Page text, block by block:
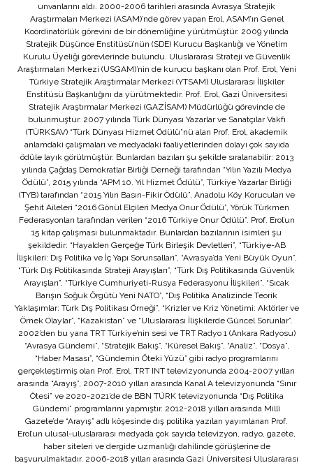
unvanlarını aldı. 2000-2006 tarihleri arasında Avrasya Stratejik
Araştırmaları Merkezi (ASAM)’nde görev yapan Erol, ASAM’ın Genel
Koordinatörlük görevini de bir dönemliğine yürütmüştür. 2009 yılında
Stratejik Düşünce Enstitüsü’nün (SDE) Kurucu Başkanlığı ve Yönetim
Kurulu Üyeliği görevlerinde bulundu. Uluslararası Strateji ve Güvenlik
Araştırmaları Merkezi (USGAM)’nin de kurucu başkanı olan Prof. Erol, Yeni
Türkiye Stratejik Araştırmalar Merkezi (YTSAM) Uluslararası İlişkiler
Enstitüsü Başkanlığını da yürütmektedir. Prof. Erol, Gazi Üniversitesi
Stratejik Araştırmalar Merkezi (GAZİSAM) Müdürlüğü görevinde de
bulunmuştur. 2007 yılında Türk Dünyası Yazarlar ve Sanatçılar Vakfı
(TÜRKSAV) “Türk Dünyası Hizmet Ödülü”nü alan Prof. Erol, akademik
anlamdaki çalışmaları ve medyadaki faaliyetlerinden dolayı çok sayıda
ödüle layık görülmüştür. Bunlardan bazıları şu şekilde sıralanabilir: 2013
yılında Çağdaş Demokratlar Birliği Derneği tarafından “Yılın Yazılı Medya
Ödülü”, 2015 yılında “APM 10. Yıl Hizmet Ödülü”, Türkiye Yazarlar Birliği
(TYB) tarafından “2015 Yılın Basın-Fikir Ödülü”, Anadolu Köy Korucuları ve
Şehit Aileleri “2016 Gönül Elçileri Medya Onur Ödülü”, Yörük Türkmen
Federasyonları tarafından verilen “2016 Türkiye Onur Ödülü”. Prof. Erol’un
15 kitap çalışması bulunmaktadır. Bunlardan bazılarının isimleri şu
şekildedir: “Hayalden Gerçeğe Türk Birleşik Devletleri”, “Türkiye-AB
İlişkileri: Dış Politika ve İç Yapı Sorunsalları”, “Avrasya’da Yeni Büyük Oyun”,
“Türk Dış Politikasında Strateji Arayışları”, “Türk Dış Politikasında Güvenlik
Arayışları”, “Türkiye Cumhuriyeti-Rusya Federasyonu İlişkileri”, “Sıcak
Barışın Soğuk Örgütü Yeni NATO”, “Dış Politika Analizinde Teorik
Yaklaşımlar: Türk Dış Politikası Örneği”, “Krizler ve Kriz Yönetimi: Aktörler ve
Örnek Olaylar”, “Kazakistan” ve “Uluslararası İlişkilerde Güncel Sorunlar”.
2002’den bu yana TRT Türkiye’nin sesi ve TRT Radyo 1 (Ankara Radyosu)
“Avrasya Gündemi”, “Stratejik Bakış”, “Küresel Bakış”, “Analiz”, “Dosya”,
“Haber Masası”, “Gündemin Öteki Yüzü” gibi radyo programlarını
gerçekleştirmiş olan Prof. Erol, TRT INT televizyonunda 2004-2007 yılları
arasında “Arayış”, 2007-2010 yılları arasında Kanal A televizyonunda “Sınır
Ötesi” ve 2020-2021’de de BBN TÜRK televizyonunda “Dış Politika
Gündemi” programlarını yapmıştır. 2012-2018 yılları arasında Millî
Gazete’de “Arayış” adlı köşesinde dış politika yazıları yayımlanan Prof.
Erol’un ulusal-uluslararası medyada çok sayıda televizyon, radyo, gazete,
haber siteleri ve dergide uzmanlığı dahilinde görüşlerine de
başvurulmaktadır. 2006-2018 yılları arasında Gazi Üniversitesi Uluslararası